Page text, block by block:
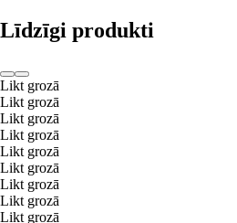
Līdzīgi produkti
Likt grozā
Likt grozā
Likt grozā
Likt grozā
Likt grozā
Likt grozā
Likt grozā
Likt grozā
Likt grozā